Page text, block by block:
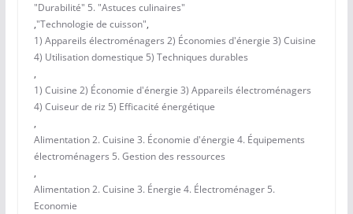
"Durabilité" 5. "Astuces culinaires"
,"Technologie de cuisson",
1) Appareils électroménagers 2) Économies d'énergie 3) Cuisine
4) Utilisation domestique 5) Techniques durables
,
1) Cuisine 2) Économie d'énergie 3) Appareils électroménagers
4) Cuiseur de riz 5) Efficacité énergétique
,
Alimentation 2. Cuisine 3. Économie d'énergie 4. Équipements
électroménagers 5. Gestion des ressources
,
Alimentation 2. Cuisine 3. Énergie 4. Électroménager 5.
Economie